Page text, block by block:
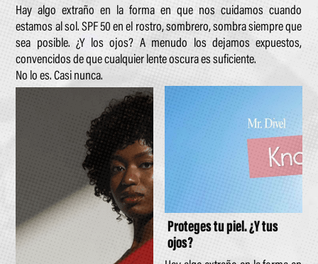
Hay algo extraño en la forma en que nos cuidamos cuando
estamos al sol. SPF 50 en el rostro, sombrero, sombra siempre que
sea posible. ¿Y los ojos? A menudo los dejamos expuestos,
convencidos de que cualquier lente oscura es suficiente.
No lo es. Casi nunca.
Proteges tu piel. ¿Y tus
ojos?